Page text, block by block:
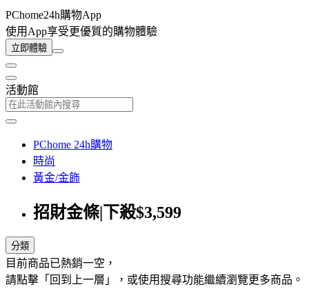
PChome24h購物App
使用App享受更優質的購物體驗
立即體驗
活動館
PChome 24h購物
時尚
黃金/金飾
招財金條|下殺$3,599
分類
目前商品已熱銷一空，
請點擊「回到上一層」，或使用搜尋功能繼續瀏覽更多商品。